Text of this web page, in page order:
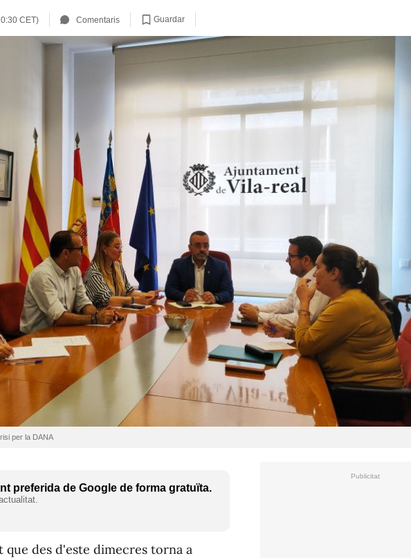
CET) Comentaris Guardar
per la DANA
preferida de Google de forma gratuïta.
des d'este dimecres torna a